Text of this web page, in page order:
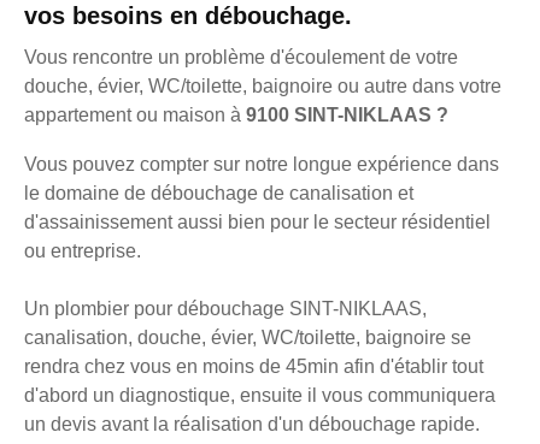
vos besoins en débouchage.
Vous rencontre un problème d'écoulement de votre
douche, évier, WC/toilette, baignoire ou autre dans votre
appartement ou maison à 9100 SINT-NIKLAAS ?
Vous pouvez compter sur notre longue expérience dans
le domaine de débouchage de canalisation et
d'assainissement aussi bien pour le secteur résidentiel
ou entreprise.
Un plombier pour débouchage SINT-NIKLAAS,
canalisation, douche, évier, WC/toilette, baignoire se
rendra chez vous en moins de 45min afin d'établir tout
d'abord un diagnostique, ensuite il vous communiquera
un devis avant la réalisation d'un débouchage rapide.